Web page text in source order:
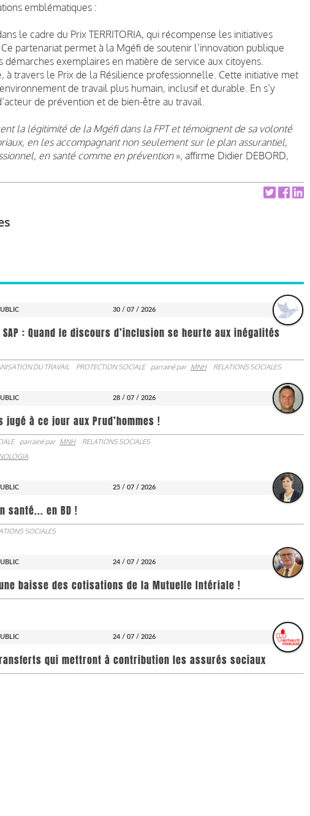
emblématiques :
le cadre du Prix TERRITORIA, qui récompense les initiatives
partenariat permet à la Mgéfi de soutenir l’innovation publique
démarches exemplaires en matière de service aux citoyens.
à travers le Prix de la Résilience professionnelle. Cette initiative met
de travail plus humain, inclusif et durable. En s’y
de prévention et de bien-être au travail.
la légitimité de la Mgéfi dans la FPT et témoignent de sa volonté
en les accompagnant non seulement sur le plan assurantiel,
en santé comme en prévention», affirme Didier DEBORD,
30 / 07 / 2026
: Quand le discours d’inclusion se heurte aux inégalités
DU TRAVAIL PROTECTION SOCIALE parrainé par MNH RELATIONS SOCIALES
28 / 07 / 2026
à ce jour aux Prud’hommes !
parrainé par MNH
RELATIONS SOCIALES
25 / 07 / 2026
santé... en BD !
SOCIALES
24 / 07 / 2026
une baisse des cotisations de la Mutuelle Intériale !
24 / 07 / 2026
qui mettront à contribution les assurés sociaux